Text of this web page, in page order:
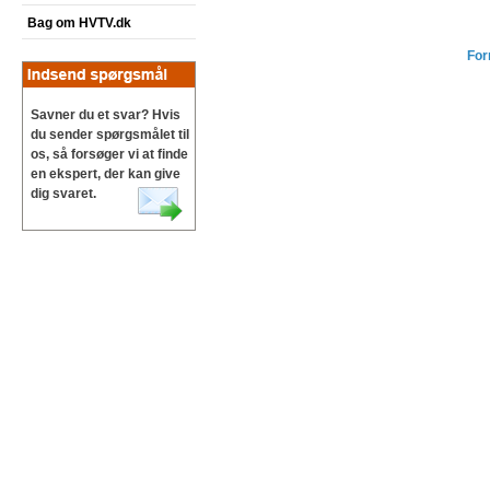
Bag om HVTV.dk
Savner du et svar? Hvis
du sender spørgsmålet til
os, så forsøger vi at finde
en ekspert, der kan give
dig svaret.